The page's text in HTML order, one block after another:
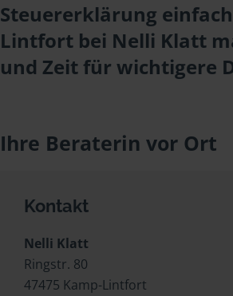
Steuererklärung
Lintfort bei Nelli Klatt
und Zeit für wichtigere
Ihre Beraterin vor Ort
Kontakt
Nelli Klatt
Ringstr. 80
47475 Kamp-Lintfort